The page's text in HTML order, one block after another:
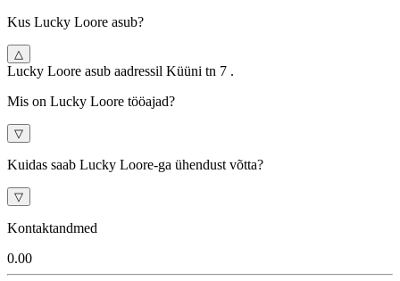
Kus Lucky Loore asub?
△
Lucky Loore asub aadressil Küüni tn 7 .
Mis on Lucky Loore tööajad?
▽
Kuidas saab Lucky Loore-ga ühendust võtta?
▽
Kontaktandmed
0.00